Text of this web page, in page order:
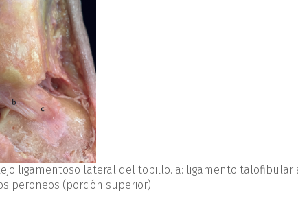
ligamentoso lateral del tobillo. a: ligamento talofibular
peroneos (porción superior).